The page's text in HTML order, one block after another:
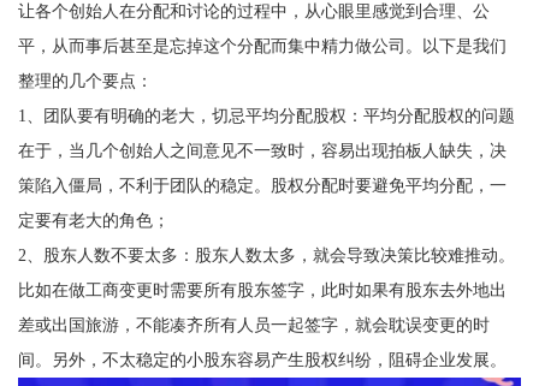
让各个创始人在分配和讨论的过程中，从心眼里感觉到合理、公
平，从而事后甚至是忘掉这个分配而集中精力做公司。以下是我们
整理的几个要点：
1、团队要有明确的老大，切忌平均分配股权：平均分配股权的问题
在于，当几个创始人之间意见不一致时，容易出现拍板人缺失，决
策陷入僵局，不利于团队的稳定。股权分配时要避免平均分配，一
定要有老大的角色；
2、股东人数不要太多：股东人数太多，就会导致决策比较难推动。
比如在做工商变更时需要所有股东签字，此时如果有股东去外地出
差或出国旅游，不能凑齐所有人员一起签字，就会耽误变更的时
间。另外，不太稳定的小股东容易产生股权纠纷，阻碍企业发展。